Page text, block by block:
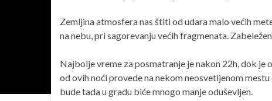
Zemljina atmosfera nas štiti od udara malo većih
na nebu, pri sagorevanju većih fragmenata.
Najbolje vreme za posmatranje je nakon 22h, dok je
od ovih noći provede na nekom neosvetljenom
bude tada u gradu biće mnogo manje oduševljen.